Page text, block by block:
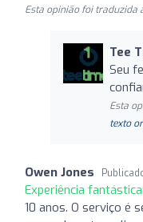
Esta opinião foi traduzida
Tee
Seu
Esta
texto
Owen Jones
Experiência fantástica:
10 anos. O serviço é